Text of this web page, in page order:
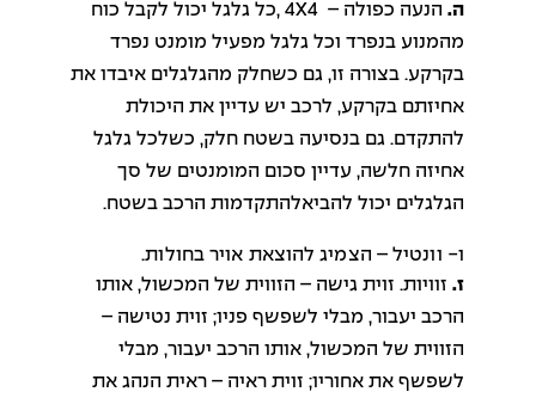
ה.
הנעה כפולה – 4X4 ,כל גלגל יכול לקבל כוח
מהמנוע בנפרד וכל גלגל מפעיל מומנט נפרד
בקרקע. בצורה זו, גם כשחלק מהגלגלים איבדו את
אחיזתם בקרקע, לרכב יש עדיין את היכולת
להתקדם. גם בנסיעה בשטח חלק, כשלכל גלגל
אחיזה חלשה, עדיין סכום המומנטים של סך
הגלגלים יכול להביאלהתקדמות הרכב בשטח.
ו- וונטיל – הצמיג להוצאת אויר בחולות.
ז. זוויות. זוית גישה – הזווית של המכשול, אותו
הרכב יעבור, מבלי לשפשף פניו; זוית נטישה –
הזווית של המכשול, אותו הרכב יעבור, מבלי
לשפשף את אחוריו; זוית ראיה – ראית הנהג את